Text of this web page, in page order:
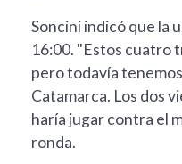
Soncini indicó que la
16:00. "Estos cuatro
pero todavía
Catamarca. Los dos
haría jugar contra el
ronda.